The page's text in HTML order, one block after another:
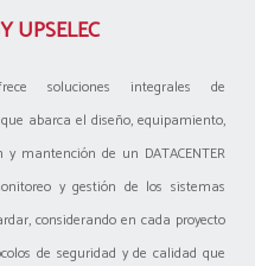
UPSELEC
soluciones integrales de
abarca el diseño, equipamiento,
mantención de un DATACENTER
y gestión de los sistemas
considerando en cada proyecto
de seguridad y de calidad que